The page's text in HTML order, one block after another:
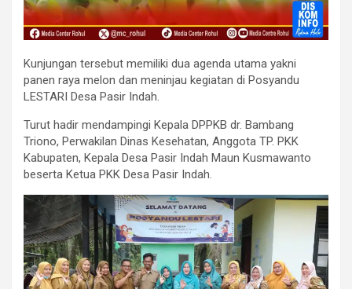
Kunjungan tersebut memiliki dua agenda utama yakni
panen raya melon dan meninjau kegiatan di Posyandu
LESTARI Desa Pasir Indah.
Turut hadir mendampingi Kepala DPPKB dr. Bambang
Triono, Perwakilan Dinas Kesehatan, Anggota TP. PKK
Kabupaten, Kepala Desa Pasir Indah Maun Kusmawanto
beserta Ketua PKK Desa Pasir Indah.